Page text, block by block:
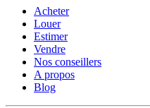
Acheter
Louer
Estimer
Vendre
Nos conseillers
A propos
Blog